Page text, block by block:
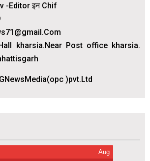
-Editor इन Chif
kharsia.Near Post office kharsia.
)pvt.Ltd
Aug